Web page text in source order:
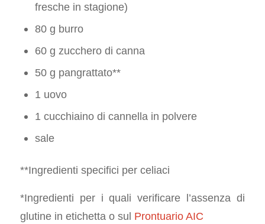
fresche in stagione)
80 g burro
60 g zucchero di canna
50 g pangrattato**
1 uovo
1 cucchiaino di cannella in polvere
sale
**Ingredienti specifici per celiaci
*Ingredienti per i quali verificare l’assenza di
glutine in etichetta o sul Prontuario AIC